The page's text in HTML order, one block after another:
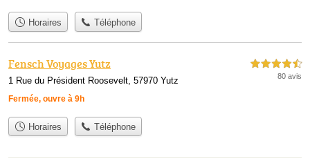
Horaires Téléphone
Fensch Voyages Yutz
1 Rue du Président Roosevelt, 57970 Yutz
Fermée, ouvre à 9h
4,5 étoiles sur 5
80 avis
Horaires Téléphone